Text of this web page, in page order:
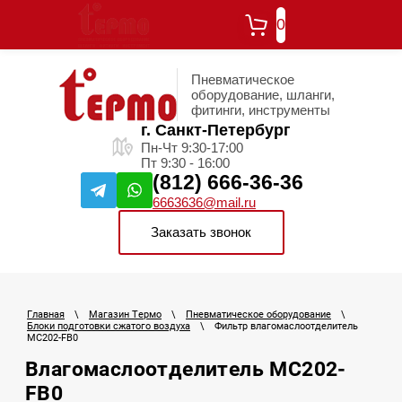
0
Пневматическое
оборудование, шланги,
фитинги, инструменты
г. Санкт-Петербург
Пн-Чт 9:30-17:00
Пт 9:30 - 16:00
(812) 666-36-36
6663636@mail.ru
Заказать звонок
Главная \ Магазин Термо \ Пневматическое оборудование
\
Блоки подготовки сжатого воздуха
\
Фильтр влагомаслоотделитель
MC202-FB0
Влагомаслоотделитель MC202-
FB0